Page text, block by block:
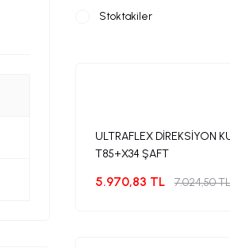
Stoktakiler
ULTRAFLEX DİREKSİYON
T85+X34 ŞAFT
5.970,83 TL 7.024,50 TL